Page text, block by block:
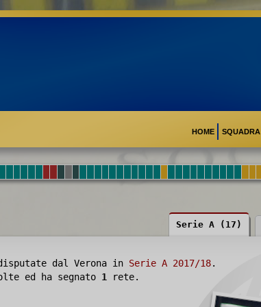
HOME SQUADRA
Serie A (17)
dal Verona in Serie A 2017/18.
ed ha segnato 1 rete.